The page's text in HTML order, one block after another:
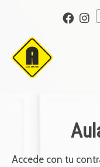
Accede con tu